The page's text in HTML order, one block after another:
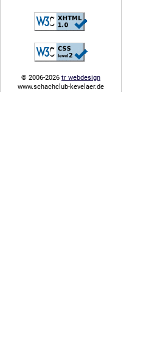
© 2006-2026 tr webdesign
www.schachclub-kevelaer.de